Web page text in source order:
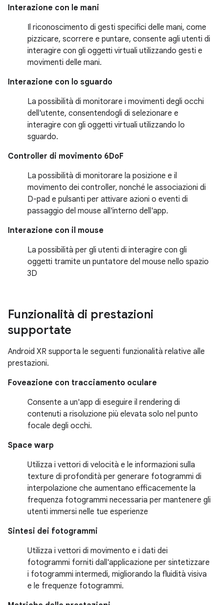
Interazione con le mani
Il riconoscimento di gesti specifici delle mani, come
pizzicare, scorrere e puntare, consente agli utenti di
interagire con gli oggetti virtuali utilizzando gesti e
movimenti delle mani.
Interazione con lo sguardo
La possibilità di monitorare i movimenti degli occhi
dell'utente, consentendogli di selezionare e
interagire con gli oggetti virtuali utilizzando lo
sguardo.
Controller di movimento 6DoF
La possibilità di monitorare la posizione e il
movimento dei controller, nonché le associazioni di
D-pad e pulsanti per attivare azioni o eventi di
passaggio del mouse all'interno dell'app.
Interazione con il mouse
La possibilità per gli utenti di interagire con gli
oggetti tramite un puntatore del mouse nello spazio
3D
Funzionalità di prestazioni
supportate
Android XR supporta le seguenti funzionalità relative alle
prestazioni.
Foveazione con tracciamento oculare
Consente a un'app di eseguire il rendering di
contenuti a risoluzione più elevata solo nel punto
focale degli occhi.
Space warp
Utilizza i vettori di velocità e le informazioni sulla
texture di profondità per generare fotogrammi di
interpolazione che aumentano efficacemente la
frequenza fotogrammi necessaria per mantenere gli
utenti immersi nelle tue esperienze
Sintesi dei fotogrammi
Utilizza i vettori di movimento e i dati dei
fotogrammi forniti dall'applicazione per sintetizzare
i fotogrammi intermedi, migliorando la fluidità visiva
e le frequenze fotogrammi.